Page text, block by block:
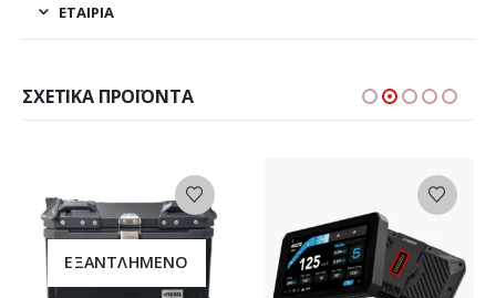
ΕΤΑΙΡΊΑ
ΣΧΕΤΙΚΆ ΠΡΟΪΌΝΤΑ
ΕΞΑΝΤΛΗΜΈΝΟ